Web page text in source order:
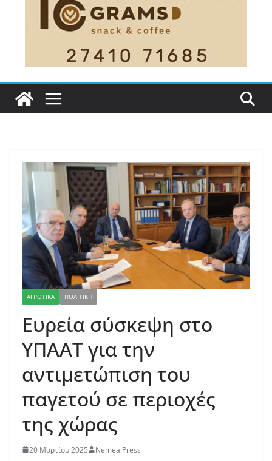
ΑΓΡΟΤΙΚΑ ΠΟΛΙΤΙΚΗ
Ευρεία σύσκεψη στο
ΥΠΑΑΤ για την
αντιμετώπιση του
παγετού σε περιοχές
της χώρας
20 Μαρτίου 2025 Nemea Press